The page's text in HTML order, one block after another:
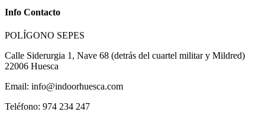
Info Contacto
POLÍGONO SEPES
Calle Siderurgia 1, Nave 68 (detrás del cuartel militar y Mildred)
22006 Huesca
Email: info@indoorhuesca.com
Teléfono: 974 234 247